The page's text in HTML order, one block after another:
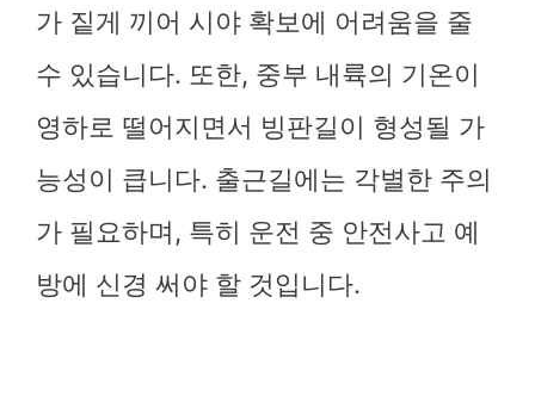
가 짙게 끼어 시야 확보에 어려움을 줄
수 있습니다. 또한, 중부 내륙의 기온이
영하로 떨어지면서 빙판길이 형성될 가
능성이 큽니다. 출근길에는 각별한 주의
가 필요하며, 특히 운전 중 안전사고 예
방에 신경 써야 할 것입니다.